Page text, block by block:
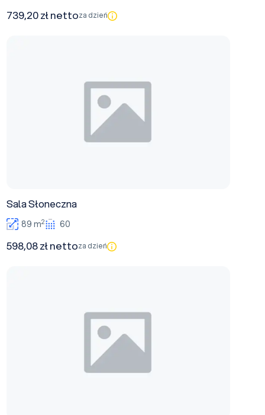
739,20 zł nettoza dzień
Sala Słoneczna
89 m2 60
598,08 zł nettoza dzień